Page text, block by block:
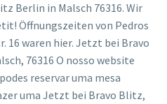
Berlin in Malsch 76316. Wir
Öffnungszeiten von Pedros
16 waren hier. Jetzt bei Bravo
76316 O nosso website
reservar uma mesa
uma Jetzt bei Bravo Blitz,